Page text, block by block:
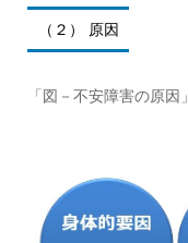
（２） 原因
「図－不安障害の原因」